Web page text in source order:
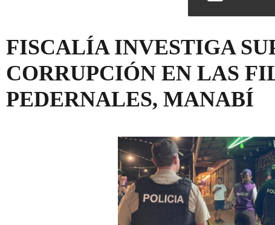
FISCALÍA INVESTIGA
CORRUPCIÓN EN LAS
PEDERNALES, MANABÍ